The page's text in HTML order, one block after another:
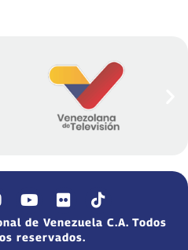
de Venezuela C.A. Todos
reservados.